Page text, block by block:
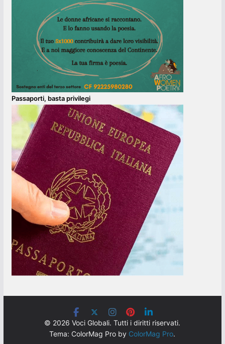
Passaporti, basta privilegi
© 2026 Voci Globali. Tutti i diritti riservati.
Tema: ColorMag Pro by ColorMag Pro.